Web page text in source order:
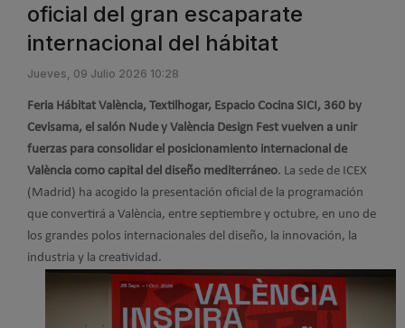
oficial del gran escaparate
internacional del hábitat
Jueves, 09 Julio 2026 10:28
Feria Hábitat València, Textilhogar, Espacio Cocina SICI, 360 by
Cevisama, el salón Nude y València Design Fest vuelven a unir
fuerzas para consolidar el posicionamiento internacional de
València como capital del diseño mediterráneo. La sede de ICEX
(Madrid) ha acogido la presentación oficial de la programación
que convertirá a València, entre septiembre y octubre, en uno de
los grandes polos internacionales del diseño, la innovación, la
industria y la creatividad.